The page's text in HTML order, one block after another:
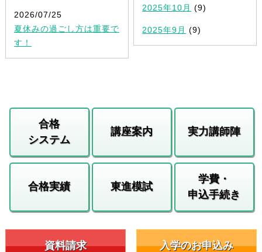
2026/07/25
夏休みの過ごし方は重要で
す！
2025年10月 (9)
2025年9月 (9)
合格
システム
講座案内 実力講師陣
合格実績 東進模試
学費・
申込手続き
資料請求 入学のお申込み